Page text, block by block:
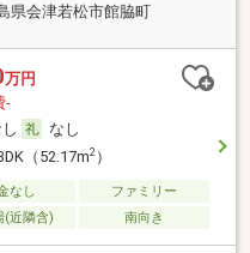
県会津若松市館脇町
万円
-
なし
（52.17m2）
なし
ファミリー
(近隣含) 南向き